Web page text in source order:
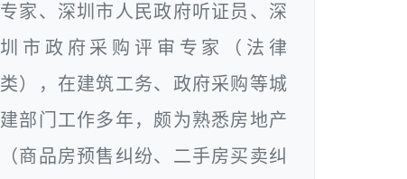
专家、深圳市人民政府听证员、深
圳市政府采购评审专家（法律
类），在建筑工务、政府采购等城
建部门工作多年，颇为熟悉房地产
（商品房预售纠纷、二手房买卖纠